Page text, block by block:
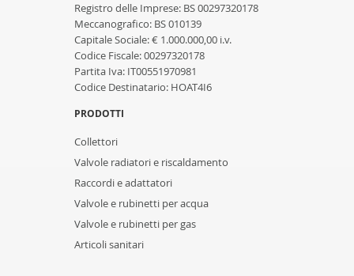
Registro delle Imprese: BS 00297320178
Meccanografico: BS 010139
Capitale Sociale: € 1.000.000,00 i.v.
Codice Fiscale: 00297320178
Partita Iva: IT00551970981
Codice Destinatario: HOAT4I6
PRODOTTI
Collettori
Valvole radiatori e riscaldamento
Raccordi e adattatori
Valvole e rubinetti per acqua
Valvole e rubinetti per gas
Articoli sanitari